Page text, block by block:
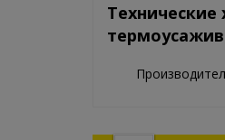
Технические